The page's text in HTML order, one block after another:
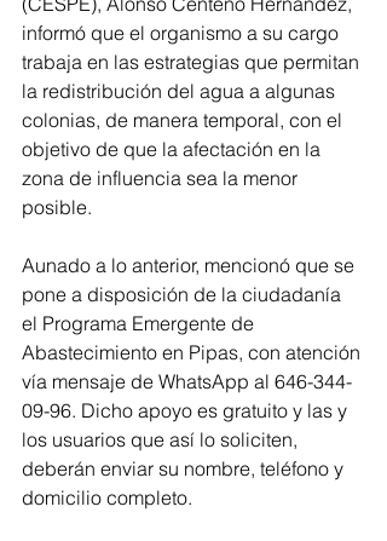
informó que el organismo a su cargo
trabaja en las estrategias que permitan
la redistribución del agua a algunas
colonias, de manera temporal, con el
objetivo de que la afectación en la
zona de influencia sea la menor
posible.
Aunado a lo anterior, mencionó que se
pone a disposición de la ciudadanía
el Programa Emergente de
Abastecimiento en Pipas, con atención
vía mensaje de WhatsApp al 646-344-
09-96. Dicho apoyo es gratuito y las y
los usuarios que así lo soliciten,
deberán enviar su nombre, teléfono y
domicilio completo.